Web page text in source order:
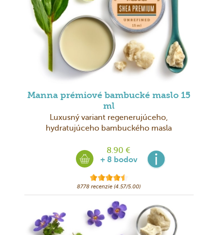
Manna prémiové bambucké maslo 15
ml
Luxusný variant regenerujúceho,
hydratujúceho bambuckého masla
8.90 €
+ 8 bodov
8778 recenzie (4.57/5.00)